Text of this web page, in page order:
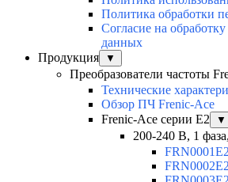
Политика обработки
Согласие на
данных
Продукция
▼
Преобразователи частоты
Технические
Обзор ПЧ Frenic-Ace
Frenic-Ace серии E2
▼
200-240 В, 1